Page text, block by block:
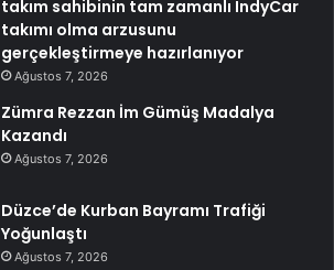
takım sahibinin tam zamanlı IndyCar
takımı olma arzusunu
gerçekleştirmeye hazırlanıyor
Ağustos 7, 2026
Zümra Rezzan İm Gümüş Madalya
Kazandı
Ağustos 7, 2026
Düzce’de Kurban Bayramı Trafiği
Yoğunlaştı
Ağustos 7, 2026